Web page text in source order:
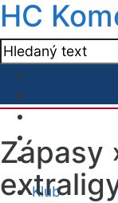
HC
Klub
Zápasy